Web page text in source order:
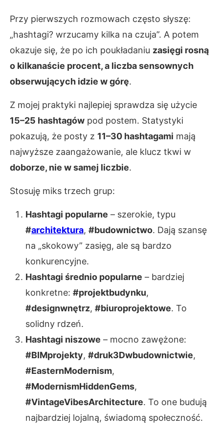
Przy pierwszych rozmowach często słyszę:
„hashtagi? wrzucamy kilka na czuja”. A potem
okazuje się, że po ich poukładaniu zasięgi rosną
o kilkanaście procent, a liczba sensownych
obserwujących idzie w górę.
Z mojej praktyki najlepiej sprawdza się użycie
15–25 hashtagów pod postem. Statystyki
pokazują, że posty z 11–30 hashtagami mają
najwyższe zaangażowanie, ale klucz tkwi w
doborze, nie w samej liczbie.
Stosuję miks trzech grup:
Hashtagi popularne – szerokie, typu
#architektura, #budownictwo. Dają szansę
na „skokowy” zasięg, ale są bardzo
konkurencyjne.
Hashtagi średnio popularne – bardziej
konkretne: #projektbudynku,
#designwnętrz, #biuroprojektowe. To
solidny rdzeń.
Hashtagi niszowe – mocno zawężone:
#BIMprojekty, #druk3Dwbudownictwie,
#EasternModernism,
#ModernismHiddenGems,
#VintageVibesArchitecture. To one budują
najbardziej lojalną, świadomą społeczność.